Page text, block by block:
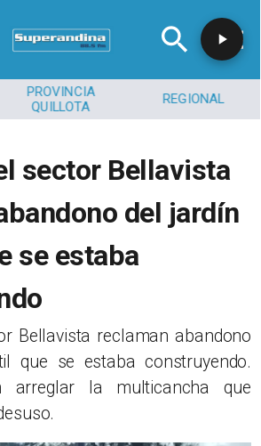
PROVINCIA
QUILLOTA
REGIONAL
sector Bellavista
del jardín
se estaba
Bellavista reclaman abandono
que se estaba construyendo.
arreglar la multicancha que